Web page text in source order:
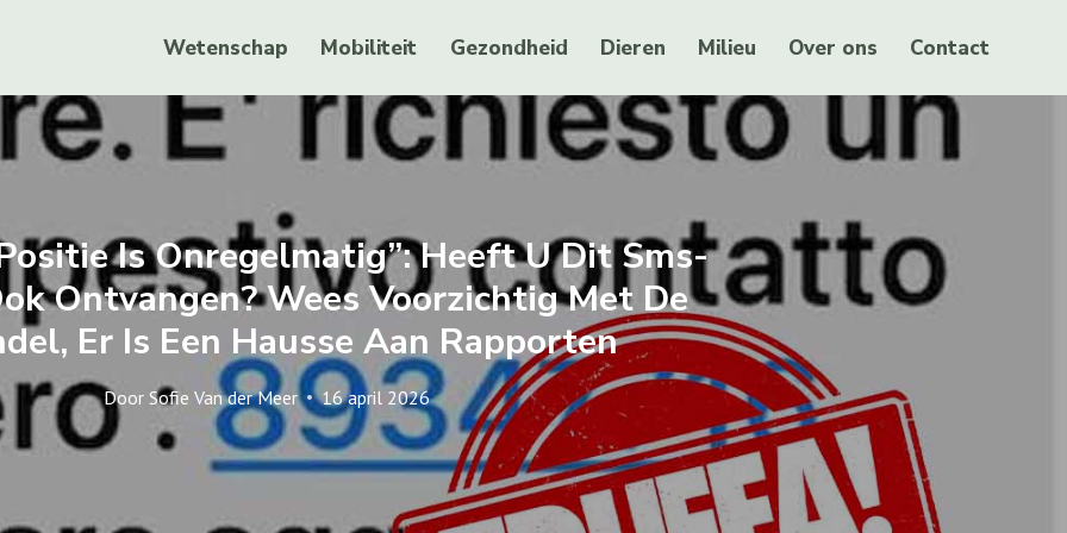
Wetenschap Mobiliteit Gezondheid Dieren Milieu Over ons Contact
Is Onregelmatig”: Heeft U Dit Sms-
Ontvangen? Wees Voorzichtig Met De
Er Is Een Hausse Aan Rapporten
Door Sofie Van der Meer 16 april 2026